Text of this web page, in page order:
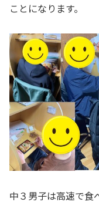
ことになります。
中３男子は高速で食